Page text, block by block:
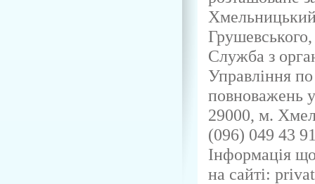
Служба з
Управління по
повноважень
29000, м.
(096) 049 43
Інформація
на сайті: